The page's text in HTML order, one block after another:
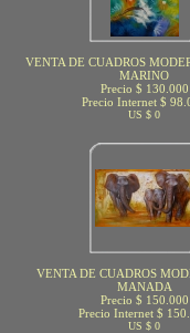
VENTA DE CUADROS
MARINO
Precio $ 130.000
Precio Internet $
US $ 0
VENTA DE CUADROS
MANADA
Precio $ 150.000
Precio Internet $
US $ 0